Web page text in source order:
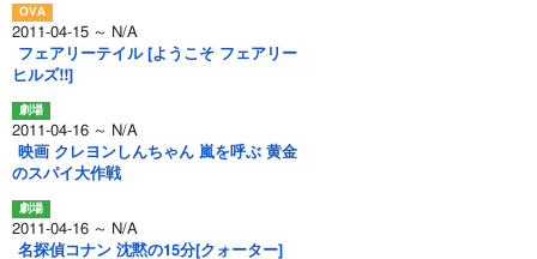
2011-04-15 ～ N/A
フェアリーテイル [ようこそ フェアリー
ヒルズ!!]
2011-04-16 ～ N/A
映画 クレヨンしんちゃん 嵐を呼ぶ 黄金
のスパイ大作戦
2011-04-16 ～ N/A
名探偵コナン 沈黙の15分[クォーター]